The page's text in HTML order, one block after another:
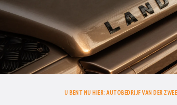
U BENT NU HIER: AUTOBEDRIJF VAN DER